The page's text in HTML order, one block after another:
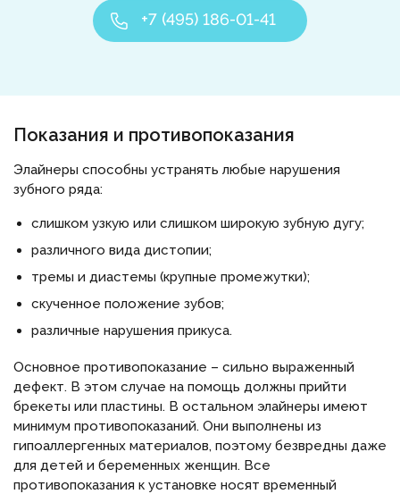
+7 (495) 186-01-41
Показания и противопоказания
Элайнеры способны устранять любые нарушения
зубного ряда:
слишком узкую или слишком широкую зубную дугу;
различного вида дистопии;
тремы и диастемы (крупные промежутки);
скученное положение зубов;
различные нарушения прикуса.
Основное противопоказание – сильно выраженный
дефект. В этом случае на помощь должны прийти
брекеты или пластины. В остальном элайнеры имеют
минимум противопоказаний. Они выполнены из
гипоаллергенных материалов, поэтому безвредны даже
для детей и беременных женщин. Все
противопоказания к установке носят временный